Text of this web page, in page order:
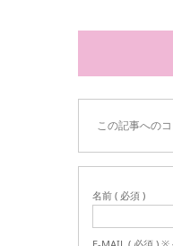
この記事への
名前 ( 必須 )